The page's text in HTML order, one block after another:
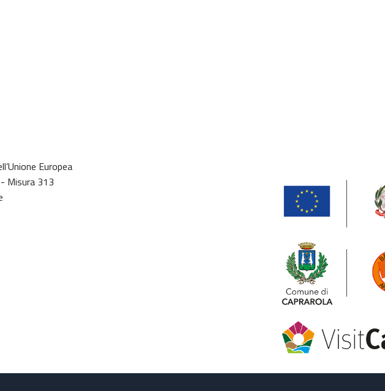
Europea
Misura 313